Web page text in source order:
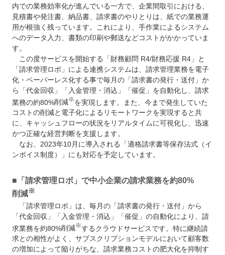
内での業務効率化が進んでいる一方で、企業間取引における、
見積書や発注書、納品書、請求書のやりとりは、紙での業務運
用が根強く残っています。これにより、手作業によるシステム
へのデータ入力、書類の印刷や郵送などコストがかかっていま
す。
この度サービスを開始する「財務顧問 R4/財務応援 R4」と
「請求管理ロボ」による連携システムは、請求管理業務を電子
化・ペーパーレス化する事で毎月の「請求書の発行・送付」か
ら「代金回収」「入金管理・消込」「催促」を自動化し、請求
業務の約80%削減※を実現します。また、今まで発生していた
コストの削減と電子化によるリモートワークを実現すると共
に、キャッシュフローの状況をリアルタイムに可視化し、迅速
かつ正確な経営判断を支援します。
なお、2023年10月に導入される「適格請求書等保存法式（イ
ンボイス制度）」にも対応を予定しています。
■「請求管理ロボ」で中小企業の請求業務を約80%
削減※
「請求管理ロボ」は、毎月の「請求書の発行・送付」から
「代金回収」「入金管理・消込」「催促」の自動化により、請
求業務を約80%削減※するクラウドサービスです。特に継続請
求との相性がよく、サブスクリプションモデルにおいて顧客数
の増加によって陥りがちな、請求業務コストの肥大化を抑制す